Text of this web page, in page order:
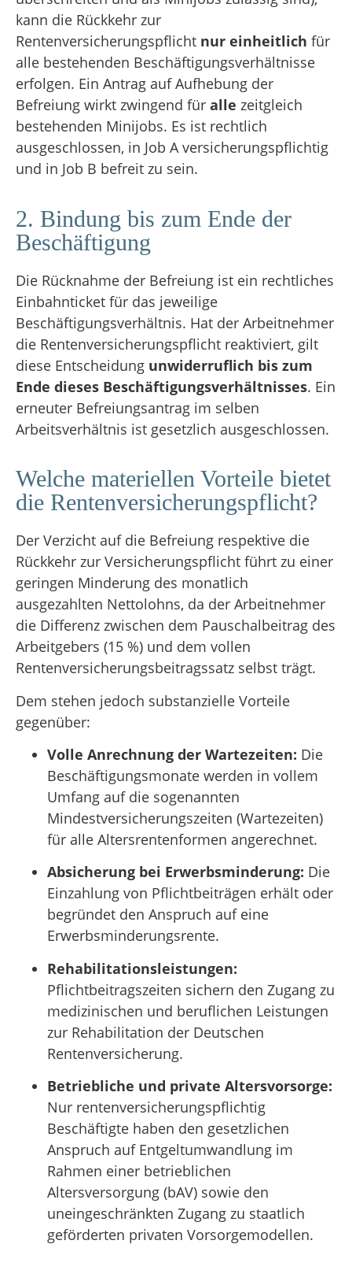
kann die Rückkehr zur
Rentenversicherungspflicht nur einheitlich für
alle bestehenden Beschäftigungsverhältnisse
erfolgen. Ein Antrag auf Aufhebung der
Befreiung wirkt zwingend für alle zeitgleich
bestehenden Minijobs. Es ist rechtlich
ausgeschlossen, in Job A versicherungspflichtig
und in Job B befreit zu sein.
2. Bindung bis zum Ende der
Beschäftigung
Die Rücknahme der Befreiung ist ein rechtliches
Einbahnticket für das jeweilige
Beschäftigungsverhältnis. Hat der Arbeitnehmer
die Rentenversicherungspflicht reaktiviert, gilt
diese Entscheidung unwiderruflich bis zum
Ende dieses Beschäftigungsverhältnisses. Ein
erneuter Befreiungsantrag im selben
Arbeitsverhältnis ist gesetzlich ausgeschlossen.
Welche materiellen Vorteile bietet
die Rentenversicherungspflicht?
Der Verzicht auf die Befreiung respektive die
Rückkehr zur Versicherungspflicht führt zu einer
geringen Minderung des monatlich
ausgezahlten Nettolohns, da der Arbeitnehmer
die Differenz zwischen dem Pauschalbeitrag des
Arbeitgebers (15 %) und dem vollen
Rentenversicherungsbeitragssatz selbst trägt.
Dem stehen jedoch substanzielle Vorteile
gegenüber:
Volle Anrechnung der Wartezeiten: Die
Beschäftigungsmonate werden in vollem
Umfang auf die sogenannten
Mindestversicherungszeiten (Wartezeiten)
für alle Altersrentenformen angerechnet.
Absicherung bei Erwerbsminderung: Die
Einzahlung von Pflichtbeiträgen erhält oder
begründet den Anspruch auf eine
Erwerbsminderungsrente.
Rehabilitationsleistungen:
Pflichtbeitragszeiten sichern den Zugang zu
medizinischen und beruflichen Leistungen
zur Rehabilitation der Deutschen
Rentenversicherung.
Betriebliche und private Altersvorsorge:
Nur rentenversicherungspflichtig
Beschäftigte haben den gesetzlichen
Anspruch auf Entgeltumwandlung im
Rahmen einer betrieblichen
Altersversorgung (bAV) sowie den
uneingeschränkten Zugang zu staatlich
geförderten privaten Vorsorgemodellen.